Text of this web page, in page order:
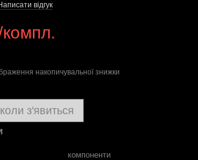
відгук
накопичувальної знижки
з'явиться
компоненти